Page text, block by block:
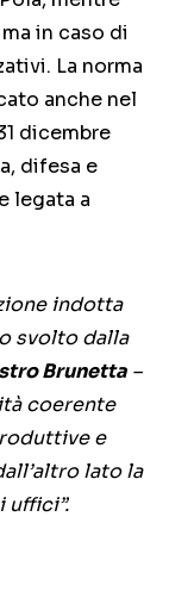
in caso di
La norma
anche nel
dicembre
difesa e
legata a
indotta
svolto dalla
Brunetta –
coerente
e
lato la
uffici”.